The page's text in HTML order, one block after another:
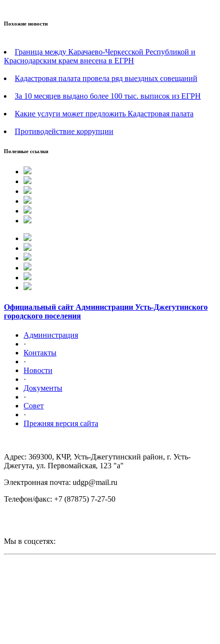
Похожие новости
Граница между Карачаево-Черкесской Республикой и
Краснодарским краем внесена в ЕГРН
Кадастровая палата провела ряд выездных совещаний
За 10 месяцев выдано более 100 тыс. выписок из ЕГРН
Какие услуги может предложить Кадастровая палата
Противодействие коррупции
Полезные ссылки
Официальный сайт Администрации Усть-Джегутинского
городского поселения
Администрация
·
Контакты
·
Новости
·
Документы
·
Совет
·
Прежняя версия сайта
Адрес: 369300, КЧР, Усть-Джегутинский район, г. Усть-
Джегута, ул. Первомайская, 123 "а"
Электронная почта: udgp@mail.ru
Телефон/факс: +7 (87875) 7-27-50
Мы в соцсетях: